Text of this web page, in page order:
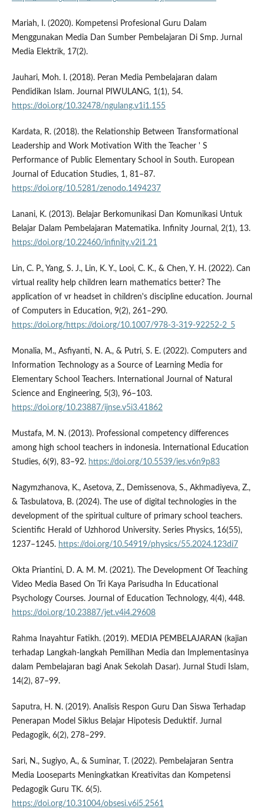
Mariah, I. (2020). Kompetensi Profesional Guru Dalam
Menggunakan Media Dan Sumber Pembelajaran Di Smp. Jurnal
Media Elektrik, 17(2).
Jauhari, Moh. I. (2018). Peran Media Pembelajaran dalam
Pendidikan Islam. Journal PIWULANG, 1(1), 54.
https://doi.org/10.32478/ngulang.v1i1.155
Kardata, R. (2018). the Relationship Between Transformational
Leadership and Work Motivation With the Teacher ' S
Performance of Public Elementary School in South. European
Journal of Education Studies, 1, 81–87.
https://doi.org/10.5281/zenodo.1494237
Lanani, K. (2013). Belajar Berkomunikasi Dan Komunikasi Untuk
Belajar Dalam Pembelajaran Matematika. Infinity Journal, 2(1), 13.
https://doi.org/10.22460/infinity.v2i1.21
Lin, C. P., Yang, S. J., Lin, K. Y., Looi, C. K., & Chen, Y. H. (2022). Can
virtual reality help children learn mathematics better? The
application of vr headset in children's discipline education. Journal
of Computers in Education, 9(2), 261–290.
https://doi.org/https://doi.org/10.1007/978-3-319-92252-2_5
Monalia, M., Asfiyanti, N. A., & Putri, S. E. (2022). Computers and
Information Technology as a Source of Learning Media for
Elementary School Teachers. International Journal of Natural
Science and Engineering, 5(3), 96–103.
https://doi.org/10.23887/ijnse.v5i3.41862
Mustafa, M. N. (2013). Professional competency differences
among high school teachers in indonesia. International Education
Studies, 6(9), 83–92. https://doi.org/10.5539/ies.v6n9p83
Nagymzhanova, K., Asetova, Z., Demissenova, S., Akhmadiyeva, Z.,
& Tasbulatova, B. (2024). The use of digital technologies in the
development of the spiritual culture of primary school teachers.
Scientific Herald of Uzhhorod University. Series Physics, 16(55),
1237–1245. https://doi.org/10.54919/physics/55.2024.123di7
Okta Priantini, D. A. M. M. (2021). The Development Of Teaching
Video Media Based On Tri Kaya Parisudha In Educational
Psychology Courses. Journal of Education Technology, 4(4), 448.
https://doi.org/10.23887/jet.v4i4.29608
Rahma Inayahtur Fatikh. (2019). MEDIA PEMBELAJARAN (kajian
terhadap Langkah-langkah Pemilihan Media dan Implementasinya
dalam Pembelajaran bagi Anak Sekolah Dasar). Jurnal Studi Islam,
14(2), 87–99.
Saputra, H. N. (2019). Analisis Respon Guru Dan Siswa Terhadap
Penerapan Model Siklus Belajar Hipotesis Deduktif. Jurnal
Pedagogik, 6(2), 278–299.
Sari, N., Sugiyo, A., & Suminar, T. (2022). Pembelajaran Sentra
Media Looseparts Meningkatkan Kreativitas dan Kompetensi
Pedagogik Guru TK. 6(5).
https://doi.org/10.31004/obsesi.v6i5.2561